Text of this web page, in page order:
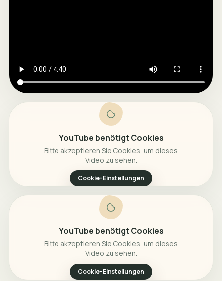
YouTube benötigt Cookies
Bitte akzeptieren Sie Cookies, um dieses
Video zu sehen.
Cookie-Einstellungen
YouTube benötigt Cookies
Bitte akzeptieren Sie Cookies, um dieses
Video zu sehen.
Cookie-Einstellungen